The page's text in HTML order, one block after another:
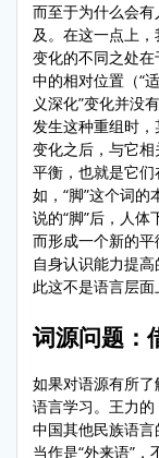
而至于为什么会
及。在这一点上，
变化的不同之处在
中的相对位置（“
义深化”变化并没
发生这种重组时
变化之后，与它
平衡，也就是它们
如，“脚”这个词的
说的“脚”后，人
而形成一个新的平
自身认识能力提
此这不是语言层面
词源问题：
如果对语源有所
语言学习。王力
中国其他民族语言
当作是“外来语”